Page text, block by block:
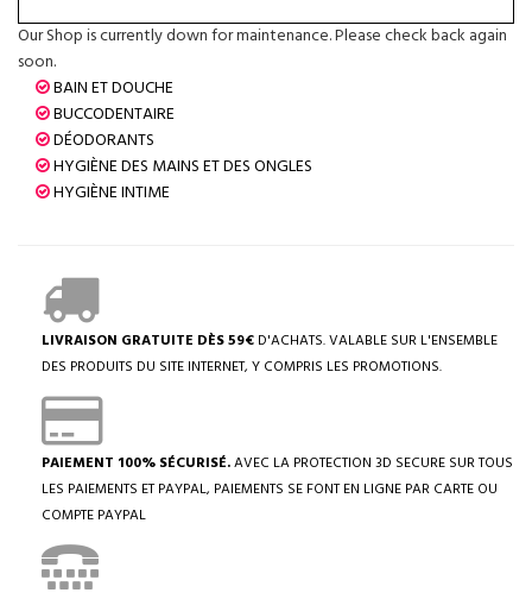
Our Shop is currently down for maintenance. Please check back again
soon.
BAIN ET DOUCHE
BUCCODENTAIRE
DÉODORANTS
HYGIÈNE DES MAINS ET DES ONGLES
HYGIÈNE INTIME
LIVRAISON GRATUITE DÈS 59€ D'ACHATS. VALABLE SUR L'ENSEMBLE
DES PRODUITS DU SITE INTERNET, Y COMPRIS LES PROMOTIONS.
PAIEMENT 100% SÉCURISÉ.AVEC LA PROTECTION 3D SECURE SUR TOUS
LES PAIEMENTS ET PAYPAL, PAIEMENTS SE FONT EN LIGNE PAR CARTE OU
COMPTE PAYPAL